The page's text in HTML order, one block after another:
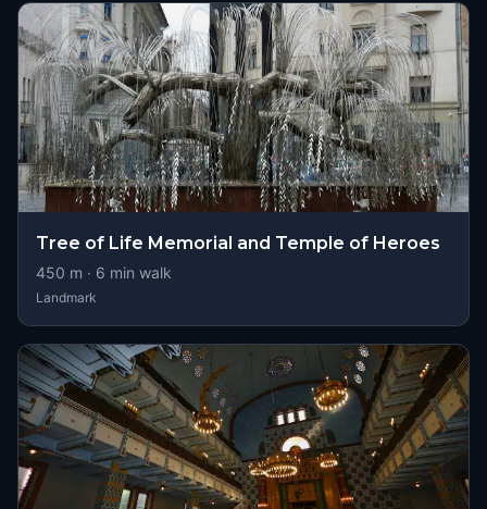
Tree of Life Memorial and Temple of Heroes
450 m · 6 min walk
Landmark